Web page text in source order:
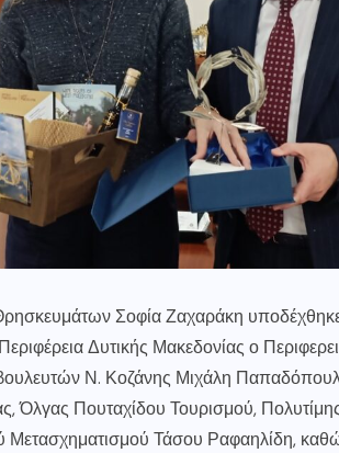
Σοφία Ζαχαράκη
Δυτικής Μακεδονίας ο
Ν. Κοζάνης Μιχάλη
Όλγας Πουταχίδου Τουρισμού,
Τάσου Ραφαηλίδη,